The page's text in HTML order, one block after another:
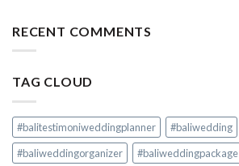
RECENT COMMENTS
TAG CLOUD
#balitestimoniweddingplanner
#baliwedding
#baliweddingorganizer
#baliweddingpackage